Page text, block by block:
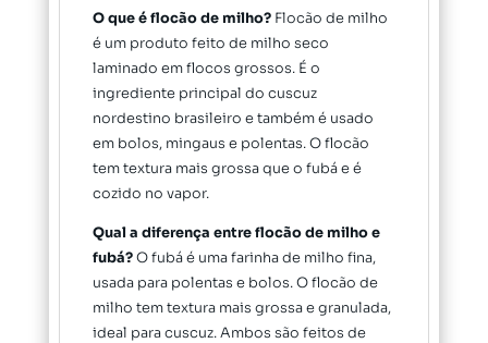
O que é flocão de milho?Flocão de milho
é um produto feito de milho seco
laminado em flocos grossos. É o
ingrediente principal do cuscuz
nordestino brasileiro e também é usado
em bolos, mingaus e polentas. O flocão
tem textura mais grossa que o fubá e é
cozido no vapor.
Qual a diferença entre flocão de milho e
fubá?O fubá é uma farinha de milho fina,
usada para polentas e bolos. O flocão de
milho tem textura mais grossa e granulada,
ideal para cuscuz. Ambos são feitos de